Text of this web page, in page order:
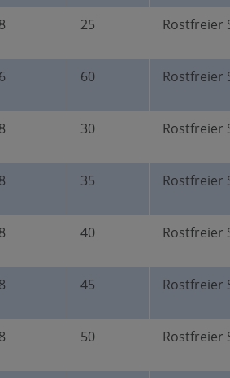
8 25 Rostfreier
6 60 Rostfreier
8 30 Rostfreier
8 35 Rostfreier
8 40 Rostfreier
8 45 Rostfreier
8 50 Rostfreier